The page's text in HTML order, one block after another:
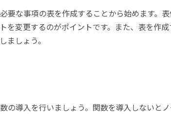
要な事項の表を作成することから始めます。
を変更するのがポイントです。また、表を作成
ましょう。
の導入を行いましょう。関数を導入しないと